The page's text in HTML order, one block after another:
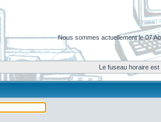
Nous sommes actuellement le 07
Le fuseau horaire